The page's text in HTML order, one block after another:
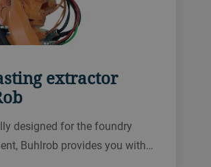
extractor
designed for the foundry
Buhlrob provides you with